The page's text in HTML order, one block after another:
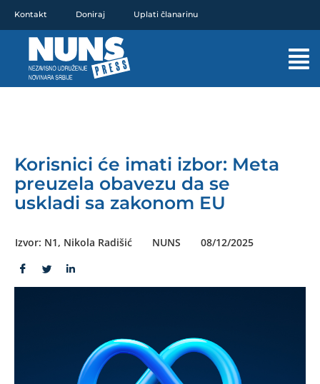
sadržaj
Kontakt Doniraj Uplati članarinu
Korisnici će imati izbor: Meta
preuzela obavezu da se
uskladi sa zakonom EU
Izvor: N1, Nikola Radišić NUNS 08/12/2025